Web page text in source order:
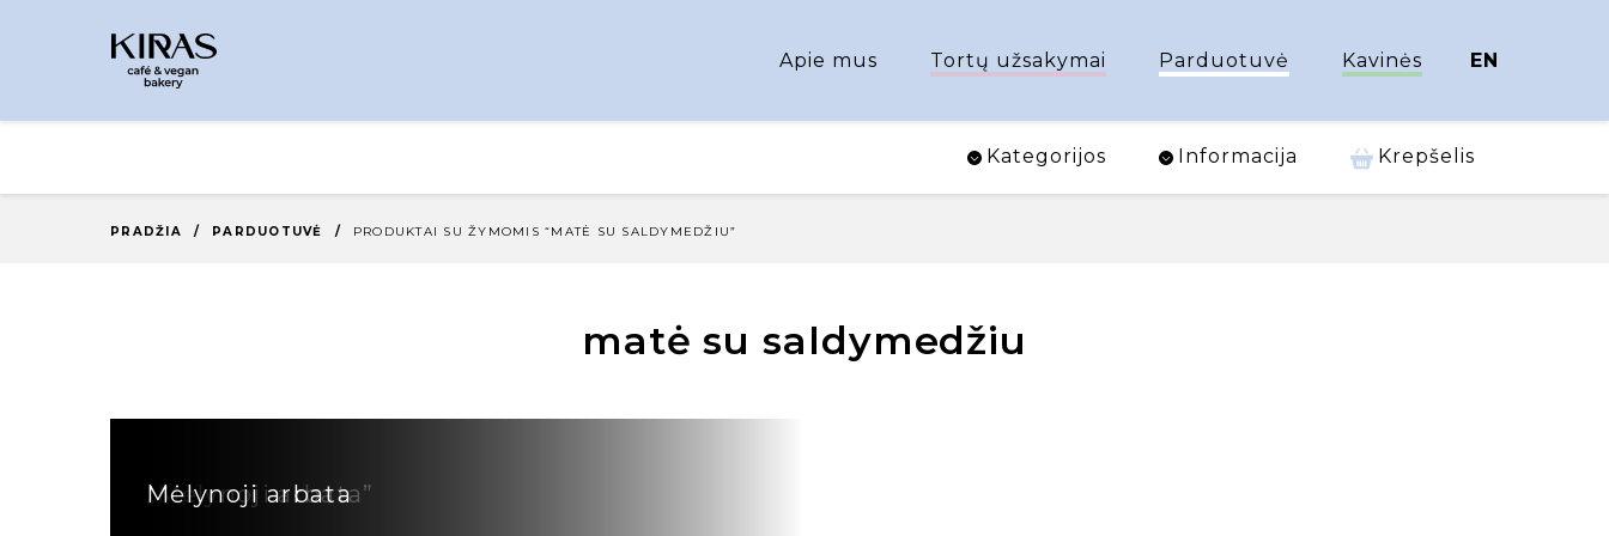
Apie mus Tortų užsakymai Parduotuvė Kavinės EN
Kategorijos Informacija Krepšelis
PRADŽIA / PARDUOTUVĖ / PRODUKTAI SU ŽYMOMIS “MATĖ SU SALDYMEDŽIU”
matė su saldymedžiu
„Mėlynoji arbata”
Mėlynoji arbata
Prieskoninė arbata namams „Chaikos Chai”